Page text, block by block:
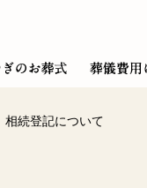
相続登記について